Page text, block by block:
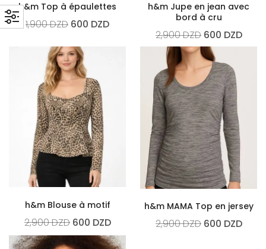
h&m Top à épaulettes
1,900DZD 600 DZD
h&m Jupe en jean avec
bord à cru
2,900DZD 600 DZD
h&m Blouse à motif
2,900DZD 600 DZD
h&m MAMA Top en jersey
2,900DZD 600 DZD